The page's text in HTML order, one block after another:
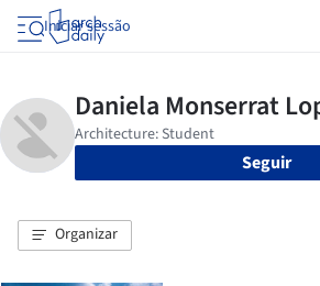
Iniciar sessão
Seguir
Organizar